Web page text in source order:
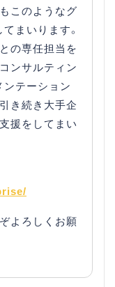
このようなグ
まいります。
の専任担当を
ンサルティン
ンテーション
き続き大手企
援をしてまい
よろしくお願